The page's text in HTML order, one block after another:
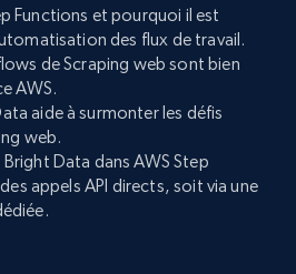
Functions et pourquoi il est
des flux de travail.
de Scraping web sont bien
AWS.
aide à surmonter les défis
web.
Data dans AWS Step
appels API directs, soit via une